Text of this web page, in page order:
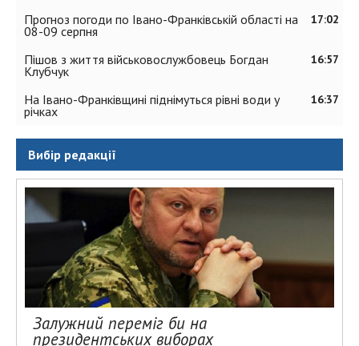
17:02
Прогноз погоди по Івано-Франківській області на
08-09 серпня
16:57
Пішов з життя військовослужбовець Богдан
Клубчук
16:37
На Івано-Франківщині піднімуться рівні води у
річках
Вибір редакції
Залужний переміг би на
президентських виборах